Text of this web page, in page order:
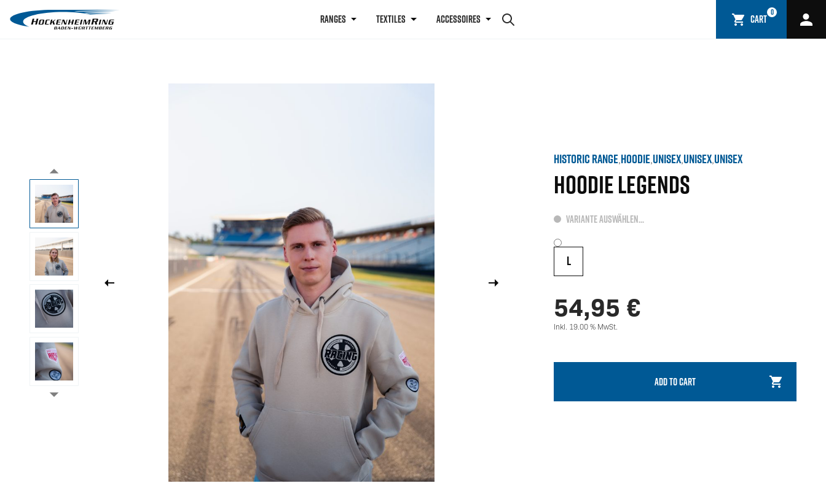
RANGES TEXTILES ACCESSOIRES CART
0
HISTORIC RANGE,HOODIE,UNISEX,UNISEX,UNISEX
HOODIE LEGENDS
VARIANTE AUSWÄHLEN...
L
54,95 €
Inkl. 19.00 % MwSt.
ADD TO CART